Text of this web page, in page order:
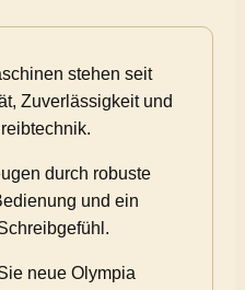
stehen seit
Zuverlässigkeit und
durch robuste
und ein
neue Olympia